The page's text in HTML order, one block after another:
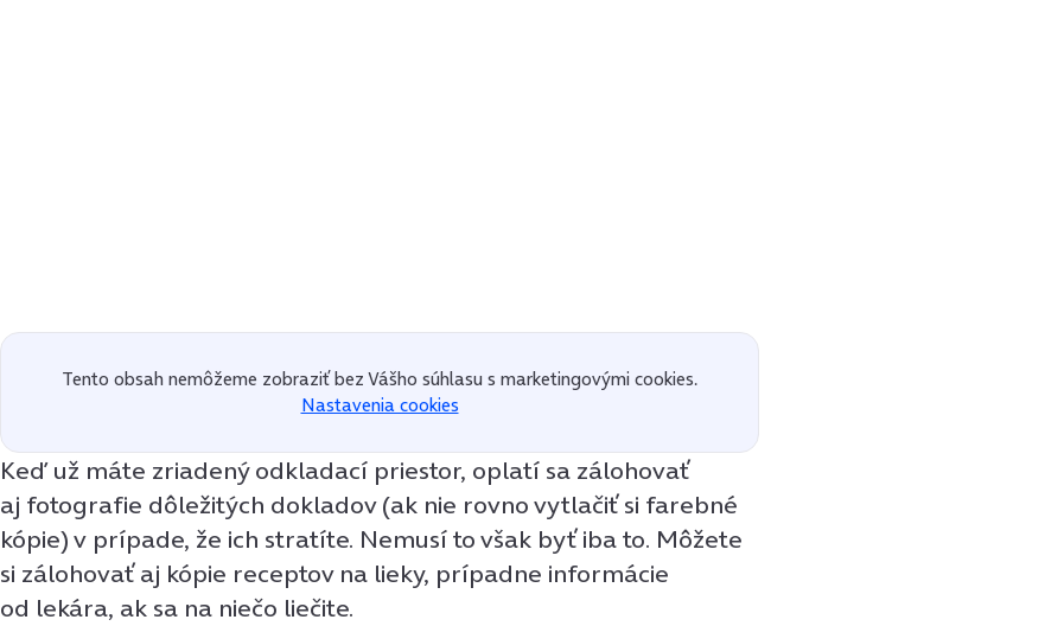
Tento obsah nemôžeme zobraziť bez Vášho súhlasu s marketingovými cookies.
Nastavenia cookies
Keď už máte zriadený odkladací priestor, oplatí sa zálohovať
aj fotografie dôležitých dokladov (ak nie rovno vytlačiť si farebné
kópie) v prípade, že ich stratíte. Nemusí to však byť iba to. Môžete
si zálohovať aj kópie receptov na lieky, prípadne informácie
od lekára, ak sa na niečo liečite.